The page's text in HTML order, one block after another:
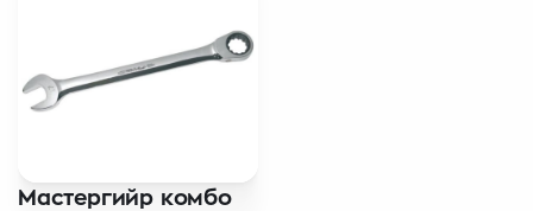
Мастергийр комбо